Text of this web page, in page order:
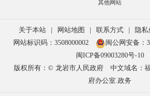
同探讨养老服
作，也希望网友
如何积极有效
其他网站
关于本站 网站地图 联系方式 隐
网站标识码：3508000002
闽公网安备：
闽ICP备09003280号-10
版权所有：© 龙岩市人民政府
中文域名：
府办公室.政务